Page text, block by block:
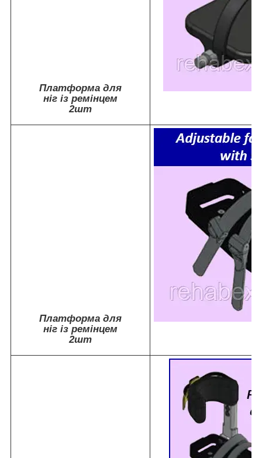
Платформа для
ніг із ремінцем
2шт
Платформа для
ніг із ремінцем
2шт